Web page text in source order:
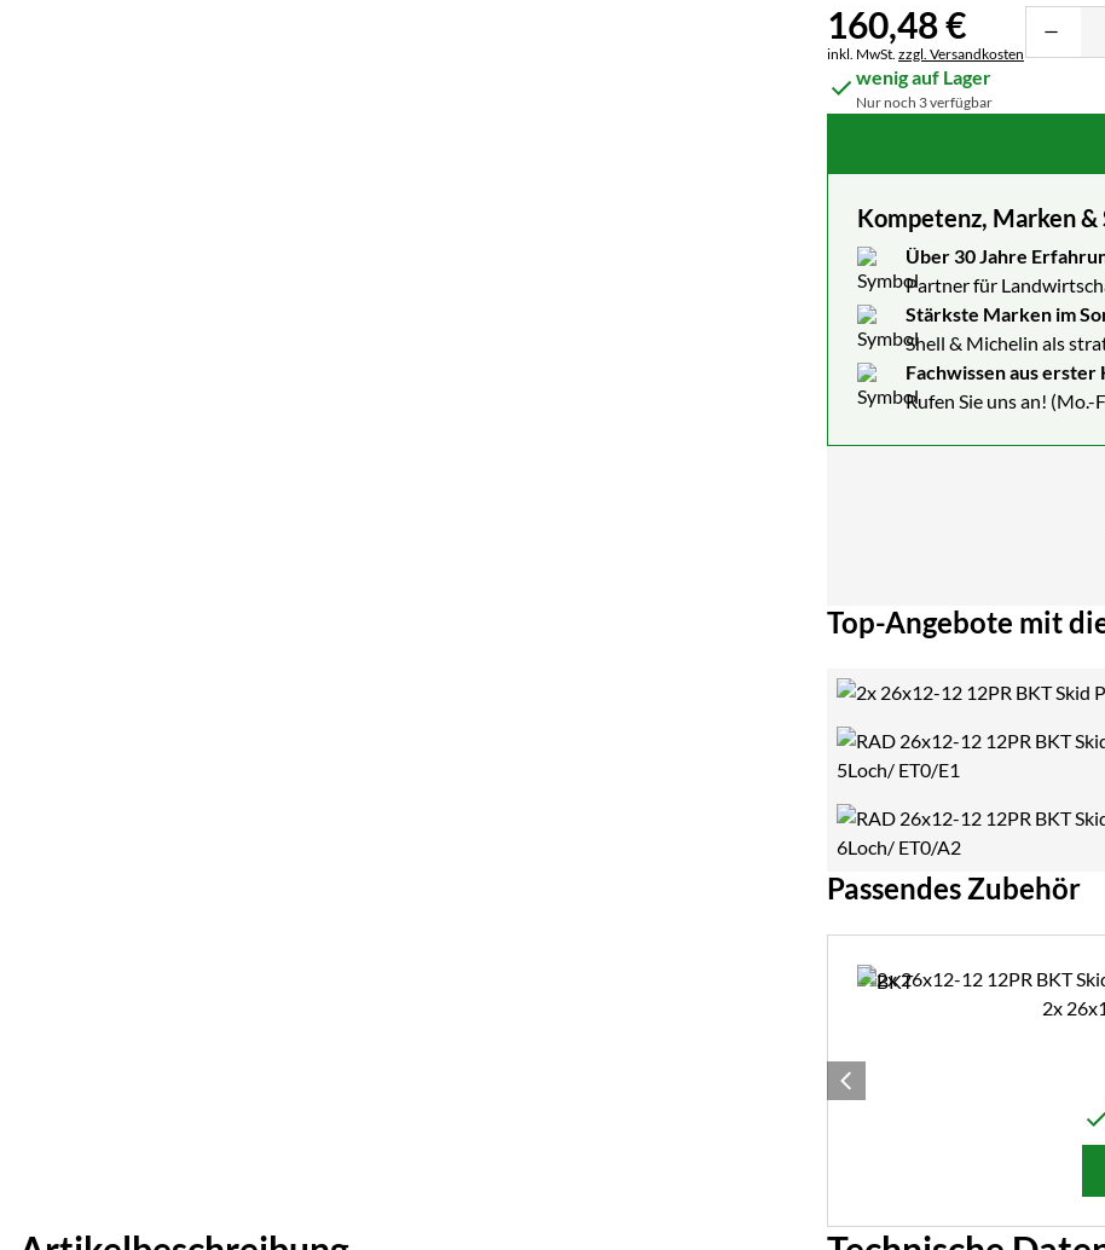
160,48€
Steuerhinweis:
inkl. MwSt. zzgl. Versandkosten
wenig auf Lager
Nur noch 3 verfügbar
Kompetenz, Marken &
Über 30 Jahre
Partner für
Stärkste Marken im
Shell & Michelin als
Fachwissen aus erster
Rufen Sie uns an!
Top-Angebote mit
Passendes Zubehör
Zubehör überspringen
2x